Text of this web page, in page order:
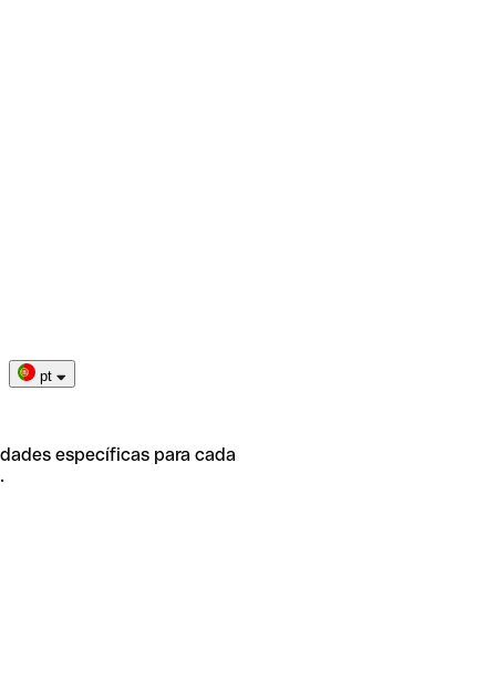
pt
específicas para cada